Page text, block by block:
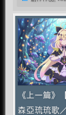
《上一篇》
森亞琉琉歌